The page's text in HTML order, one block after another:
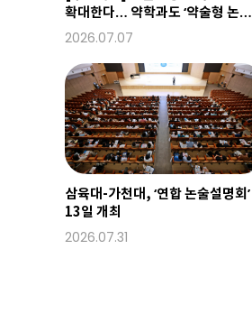
확대한다… 약학과도 ‘약술형 논술’
도입
2026.07.07
삼육대-가천대, ‘연합 논술설명회’
13일 개최
2026.07.31